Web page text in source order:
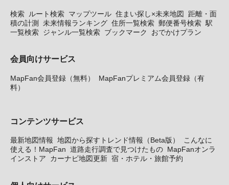
検索 ルート検索 マップツール 住まい探し×未来地図
距離・面
積の計測
未来情報ランキング 住所一覧検索 郵便番号検索 駅
一覧検索 ジャンル一覧検索 ブックマーク おでかけプラン
会員向けサービス
MapFan会員登録（無料）
MapFanプレミアム会員登録（有
料）
コンテンツサービス
最新地図情報 地図から探すトレンド情報（Beta版）
こんなに
使える！MapFan 道路走行調査で見つけたもの MapFanオンラ
インストア
カーナビ地図更新 宿・ホテル・旅館予約